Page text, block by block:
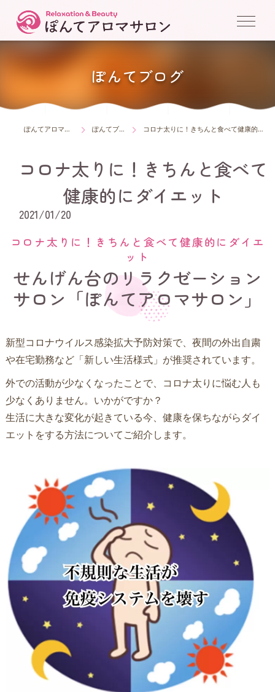
ぽんてブログ
ぽんてアロマサロン ぽんてブログ コロナ太りに！きちんと食べて健康的にダイエット
コロナ太りに！きちんと食べて
健康的にダイエット
2021/01/20
せんげん台のリラクゼーション
サロン「ぽんてアロマサロン」
コロナ太りに！きちんと食べて健康的にダイエ
ット
新型コロナウイルス感染拡大予防対策で、夜間の外出自粛
や在宅勤務など「新しい生活様式」が推奨されています。
外での活動が少なくなったことで、コロナ太りに悩む人も
少なくありません。いかがですか？
生活に大きな変化が起きている今、健康を保ちながらダイ
エットをする方法についてご紹介します。